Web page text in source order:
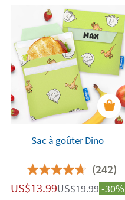
Sac à goûter Dino
(242)
US$13.99US$19.99-30%